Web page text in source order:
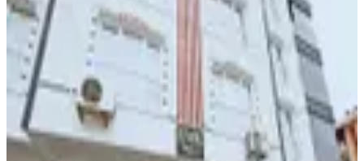
Gamze Emlak'tan Kıbrıs Caddesi'nde
320m² Köşe Başı Dükkan!
Ankara, Sincan
1 Oda
351 m² Düz Giriş (Zemin)· 18.02.2026
75.000 ₺